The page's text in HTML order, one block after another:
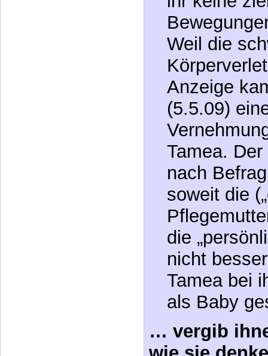
jedoch
ihr keine
Weil die
Anzeige
(5.5.09)
Tamea.
nach
soweit die
die
nicht